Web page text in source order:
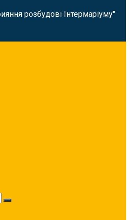
розбудові Інтермаріуму"